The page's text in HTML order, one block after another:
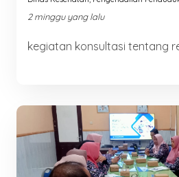
2 minggu yang lalu
kegiatan konsultasi tentang